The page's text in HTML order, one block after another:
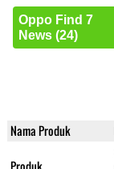
Oppo Find 7
News (24)
Nama Produk